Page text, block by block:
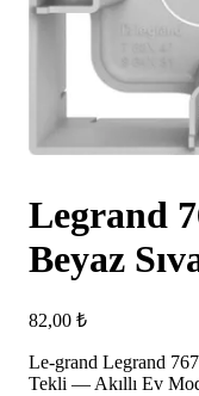
Legrand
Beyaz
82,00 ₺
Le-grand Legrand
Tekli — Akıllı Ev